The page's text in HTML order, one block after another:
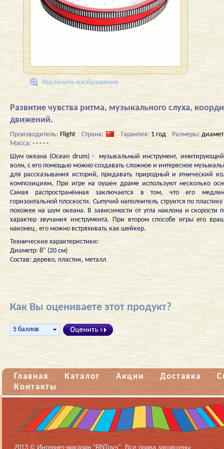
Увеличить изображение
Развитие чувства ритма, музыкального слуха,
движений.
Производитель: Flight Страна: Гарантия: 1 год Размеры:
Масса: - - - - -
Шум океана (Ocean drum) - музыкальный инструмент, имитирующий
волн, с его помощью можно создавать сложное и интересное
для рассказывания историй, придавать природный и этнический
композициям. При игре на оушен драме используют несколько
Самая распространённая заключается в том, что его
горизонтальной плоскости. Сыпучий наполнитель струится по
похожее на шум океана. В зависимости от угла наклона и скорости
характер звучания инструмента. При втором способе игры его
наконец, его можно встряхивать как шейкер.
Технические характеристики:
Диаметр: 8" (20 см)
Состав: дерево, пластик, металл
Как Вы оцениваете этот продукт?
Главная Каталог Акции Доставка
Контакты
2013 © Интернет-магазин "RNToys". Все права защищены